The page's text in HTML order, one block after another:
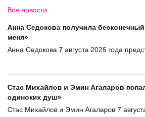
Все новости
Анна Седокова получила
меня»
Анна Седокова 7 августа 2026 года
Стас Михайлов и Эмин Агаларов
одиноких душ»
Стас Михайлов и Эмин Агаларов 7